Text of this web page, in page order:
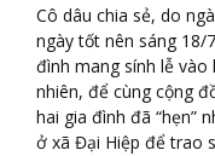
Cô dâu chia sẻ, do
ngày tốt nên sáng 18/
đình mang sính lễ
nhiên, để cùng cộng
hai gia đình đã “hẹn”
ở xã Đại Hiệp để trao